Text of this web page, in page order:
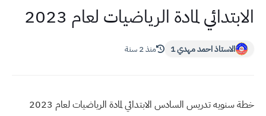
الابتدائي لمادة الرياضيات لعام 2023
الاستاذ احمد مهدي 1 منذ 2 سنة
خطة سنويه تدريس السادس الابتدائي لمادة الرياضيات لعام 2023